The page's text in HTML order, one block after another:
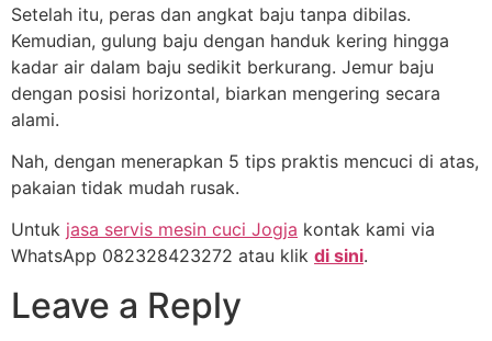
Setelah itu, peras dan angkat baju tanpa dibilas.
Kemudian, gulung baju dengan handuk kering hingga
kadar air dalam baju sedikit berkurang. Jemur baju
dengan posisi horizontal, biarkan mengering secara
alami.
Nah, dengan menerapkan 5 tips praktis mencuci di atas,
pakaian tidak mudah rusak.
Untuk jasa servis mesin cuci Jogja kontak kami via
WhatsApp 082328423272 atau klik di sini.
Leave a Reply